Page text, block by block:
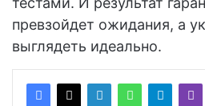
превзойдет ожидания, а
выглядеть идеально.